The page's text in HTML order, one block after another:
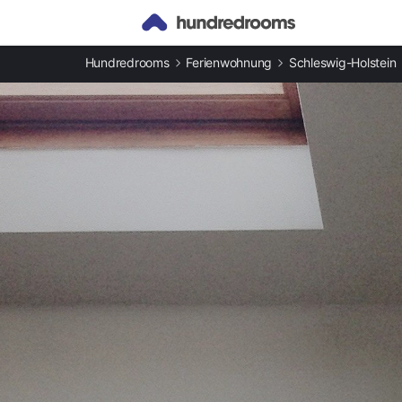
Ferienwohnungen am Timmendorfer Strand
Hundredrooms Ferienwohnung Schleswig-Holstein